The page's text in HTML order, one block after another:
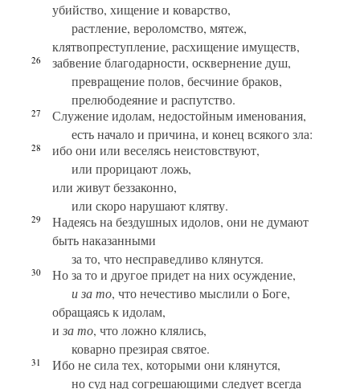
убийство, хищение и коварство,
растление, вероломство, мятеж,
клятвопреступление, расхищение имуществ,
26
забвение благодарности, осквернение душ,
превращение полов, бесчиние браков,
прелюбодеяние и распутство.
27
Служение идолам, недостойным именования,
есть начало и причина, и конец всякого зла:
28
ибо они или веселясь неистовствуют,
или прорицают ложь,
или живут беззаконно,
или скоро нарушают клятву.
29
Надеясь на бездушных идолов, они не думают
быть наказанными
за то, что несправедливо клянутся.
30
Но за то и другое придет на них осуждение,
и за то, что нечестиво мыслили о Боге,
обращаясь к идолам,
и за то, что ложно клялись,
коварно презирая святое.
31
Ибо не сила тех, которыми они клянутся,
но суд над согрешающими следует всегда